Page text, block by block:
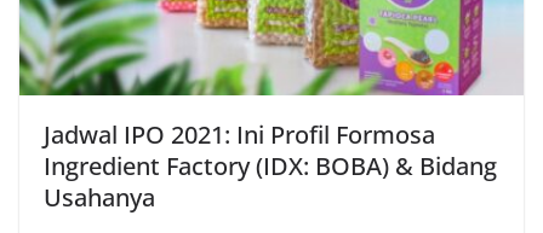
Jadwal IPO 2021: Ini Profil Formosa
Ingredient Factory (IDX: BOBA) & Bidang
Usahanya